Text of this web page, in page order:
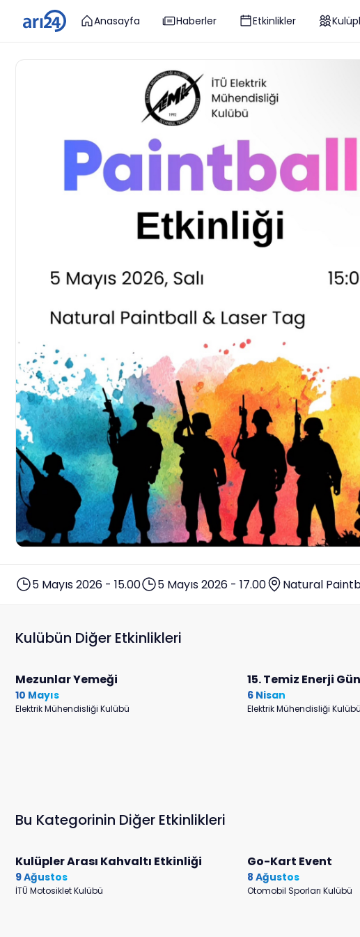
Anasayfa Haberler Etkinlikler
5 Mayıs 2026 - 15.00 5 Mayıs 2026 - 17.00 Natural
Kulübün Diğer Etkinlikleri
Mezunlar Yemeği
10 Mayıs
Elektrik Mühendisliği Kulübü
15. Temiz Enerji
6 Nisan
Elektrik Mühendisliği Kulübü
Bu Kategorinin Diğer Etkinlikleri
Kulüpler Arası Kahvaltı Etkinliği
9 Ağustos
İTÜ Motosiklet Kulübü
Go-Kart Event
8 Ağustos
Otomobil Sporları Kulübü